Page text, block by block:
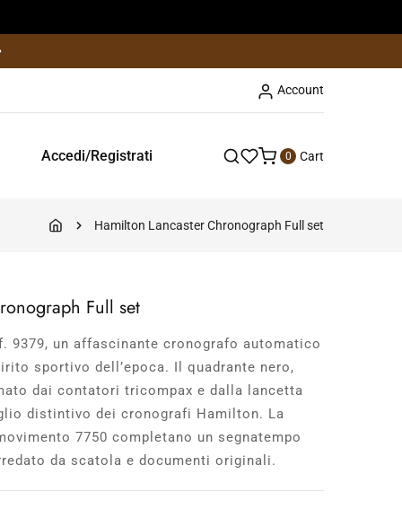
Account
Accedi/Registrati 0 Cart
Hamilton Lancaster Chronograph Full set
Full set
9379, un affascinante cronografo automatico
sportivo dell’epoca. Il quadrante nero,
dai contatori tricompax e dalla lancetta
distintivo dei cronografi Hamilton. La
7750 completano un segnatempo
da scatola e documenti originali.